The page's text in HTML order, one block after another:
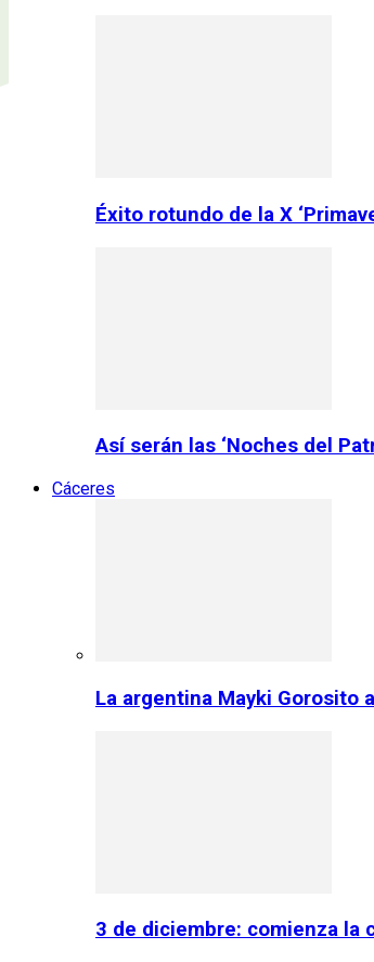
Éxito rotundo de la X
Así serán las ‘Noches del
Cáceres
La argentina Mayki Gorosito
3 de diciembre: comienza la